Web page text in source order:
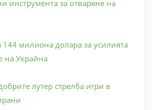
инструмента за отваряне на
милиона долара за усилията
на Украйна
лутер стрелба игри в